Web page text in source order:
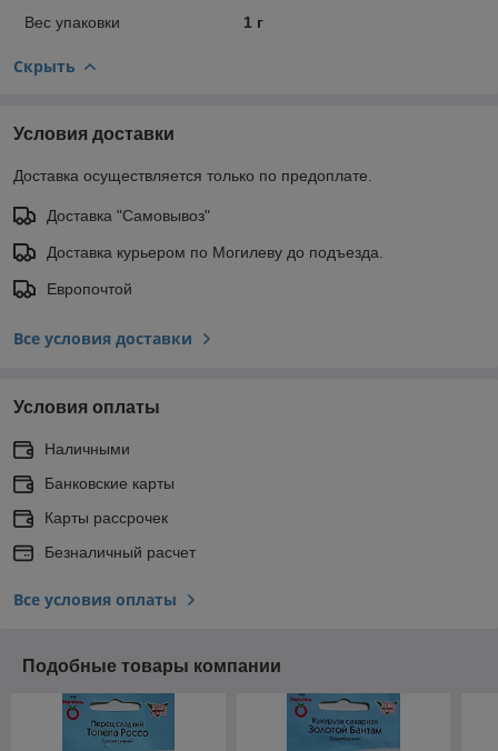
Вес упаковки
1 г
Скрыть
Условия доставки
Доставка осуществляется только по предоплате.
Доставка "Самовывоз"
Доставка курьером по Могилеву до подъезда.
Европочтой
Все условия доставки
Условия оплаты
Наличными
Банковские карты
Карты рассрочек
Безналичный расчет
Все условия оплаты
Подобные товары компании